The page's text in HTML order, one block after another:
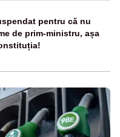
pentru că nu
de prim-ministru, așa